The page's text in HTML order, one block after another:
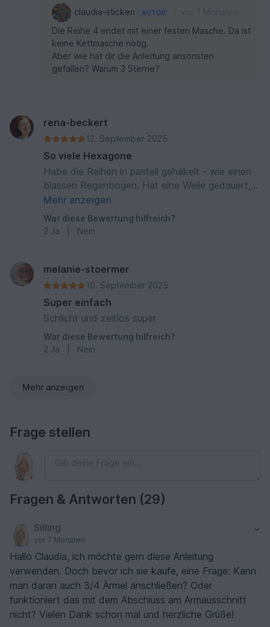
claudia-sticken AUTOR
Die Reihe 4 endet mit einer festen Masche. Da ist
keine Kettmasche nötig.
Aber wie hat dir die Anleitung ansonsten
gefallen? Warum 3 Sterne?
rena-beckert
12. September 2025
So viele Hexagone
Habe die Reihen in pastell gehäkelt - wie einen
blassen Regenbogen. Hat eine Weile gedauert,
weil es 92 (?) einzelne Hexagone sind. Diese
dann alle spannen, zusammennähen und die
Seiten schließen - das braucht halt alles seine
Mehr anzeigen
War diese Bewertung hilfreich?
2 Ja Nein
melanie-stoermer
10. September 2025
Super einfach
Schlicht und zeitlos super
War diese Bewertung hilfreich?
2 Ja Nein
Mehr anzeigen
Frage stellen
Fragen & Antworten (29)
Silling
vor 7 Monaten
Hallo Claudia, ich möchte gern diese Anleitung
verwenden. Doch bevor ich sie kaufe, eine Frage: Kann
man daran auch 3/4 Ärmel anschließen? Oder
funktioniert das mit dem Abschluss am Armausschnitt
nicht? Vielen Dank schon mal und herzliche Grüße!